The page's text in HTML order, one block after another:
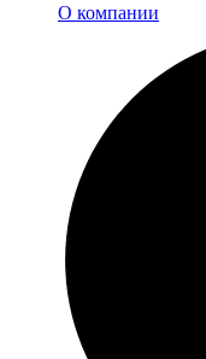
О компании